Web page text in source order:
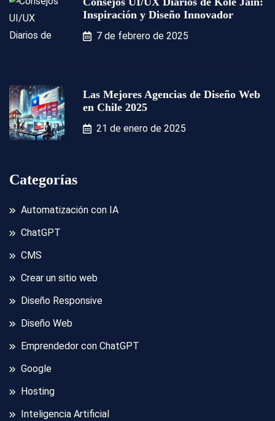
Inspiración y Diseño Innovador
7 de febrero de 2025
Las Mejores Agencias de Diseño Web
en Chile 2025
21 de enero de 2025
Categorías
Automatización con IA
ChatGPT
CMS
Crear un sitio web
Diseño Responsive
Diseño Web
Emprendedor con ChatGPT
Google
Hosting
Inteligencia Artificial